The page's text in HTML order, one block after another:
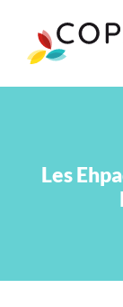
Les